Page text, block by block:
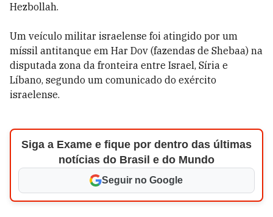
Hezbollah.
Um veículo militar israelense foi atingido por um
míssil antitanque em Har Dov (fazendas de Shebaa) na
disputada zona da fronteira entre Israel, Síria e
Líbano, segundo um comunicado do exército
israelense.
Siga a Exame e fique por dentro das últimas
notícias do Brasil e do Mundo
Seguir no Google